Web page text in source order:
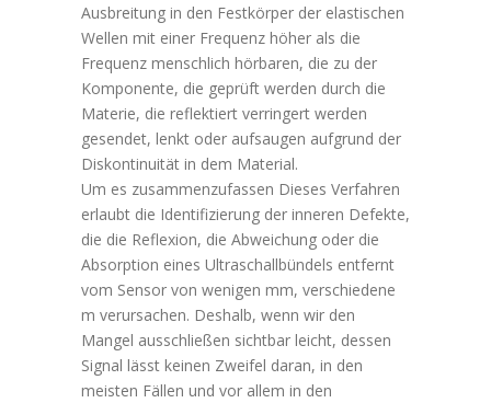
Ausbreitung in den Festkörper der elastischen
Wellen mit einer Frequenz höher als die
Frequenz menschlich hörbaren, die zu der
Komponente, die geprüft werden durch die
Materie, die reflektiert verringert werden
gesendet, lenkt oder aufsaugen aufgrund der
Diskontinuität in dem Material.
Um es zusammenzufassen Dieses Verfahren
erlaubt die Identifizierung der inneren Defekte,
die die Reflexion, die Abweichung oder die
Absorption eines Ultraschallbündels entfernt
vom Sensor von wenigen mm, verschiedene
m verursachen. Deshalb, wenn wir den
Mangel ausschließen sichtbar leicht, dessen
Signal lässt keinen Zweifel daran, in den
meisten Fällen und vor allem in den